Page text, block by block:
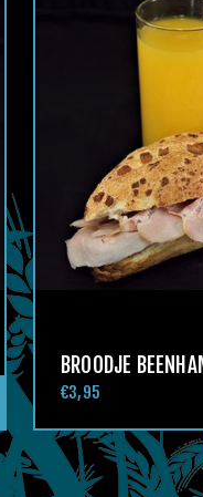
BROODJE
€3,95